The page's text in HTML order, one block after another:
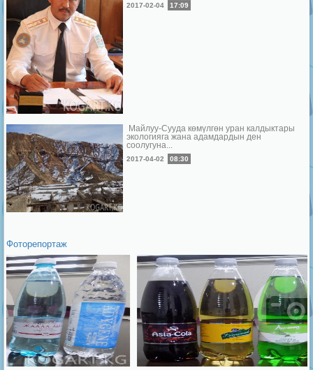
2017-02-04 17:09
Майлуу-Сууда көмүлгөн уран калдыктары
экологияга жана адамдардын ден
соолугуна...
2017-04-02 08:30
Фоторепортаж